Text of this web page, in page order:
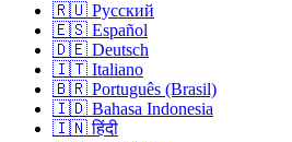
🇷🇺 Русский
🇪🇸 Español
🇩🇪 Deutsch
🇮🇹 Italiano
🇧🇷 Português (Brasil)
🇮🇩 Bahasa Indonesia
🇮🇳 हिंदी